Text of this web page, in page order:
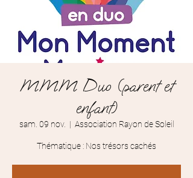
MMM Duo (parent et
enfant)
sam. 09 nov.
  |
Association Rayon de Soleil
Thématique : Nos trésors cachés